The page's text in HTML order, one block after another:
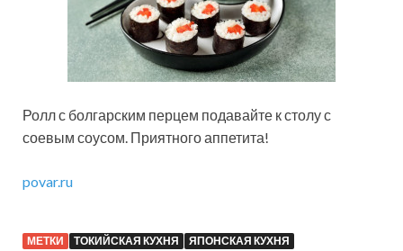
Ролл с болгарским перцем подавайте к столу с
соевым соусом. Приятного аппетита!
povar.ru
МЕТКИ ТОКИЙСКАЯ КУХНЯ ЯПОНСКАЯ КУХНЯ